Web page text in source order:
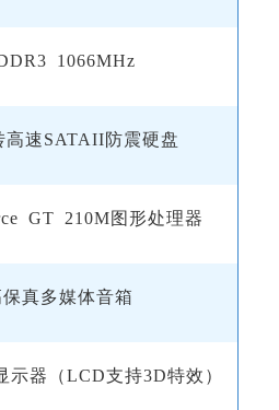
1066MHz
高速SATAII防震硬盘
GT 210M图形处理器
真多媒体音箱
示器（LCD支持3D特效）